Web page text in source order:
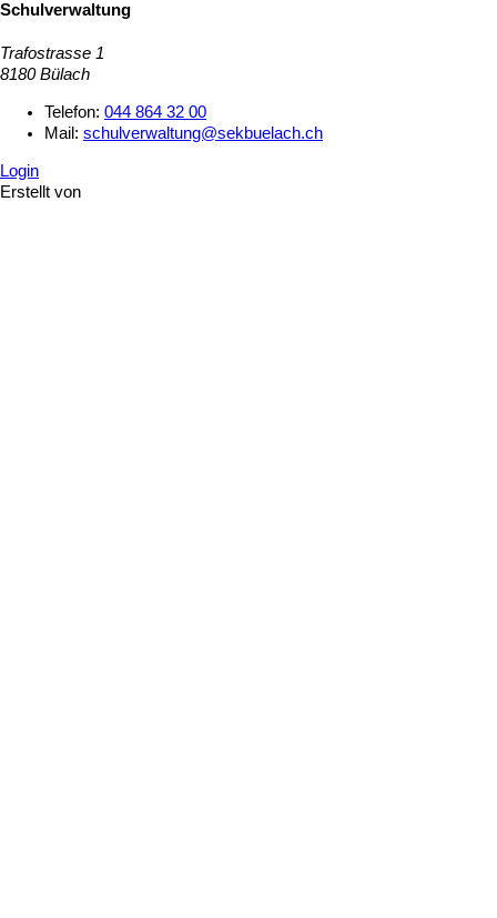
Schulverwaltung
Trafostrasse 1
8180 Bülach
Telefon: 044 864 32 00
Mail: schulverwaltung@sekbuelach.ch
Login
Erstellt von